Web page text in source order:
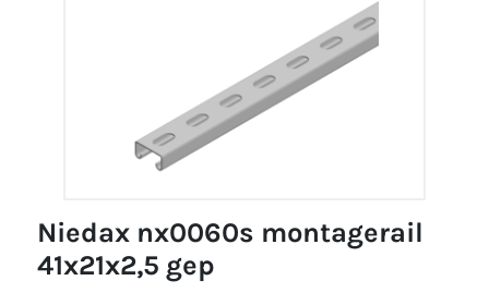
niedax nx0060s montagerail
41x21x2,5 gep